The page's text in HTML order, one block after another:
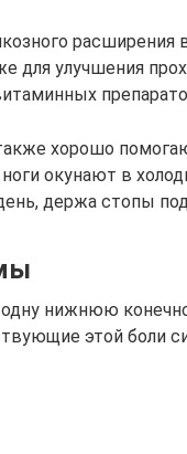
расширения
для улучшения
хорошо
окунают в
держа стопы
нижнюю
этой боли